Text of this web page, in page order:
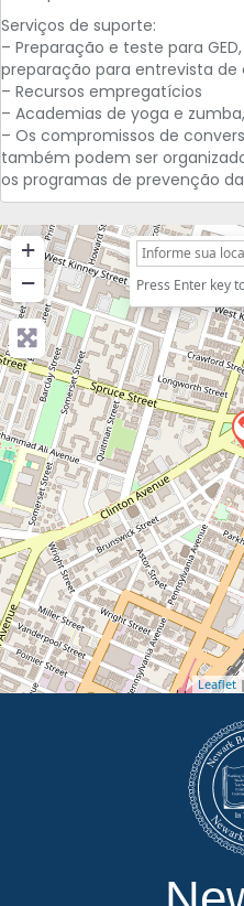
Serviços de suporte:
– Preparação e teste para
preparação para entrevista de
– Recursos empregatícios
– Academias de yoga e
– Os compromissos de
também podem ser
os programas de prevenção
+
−
Press Enter key
Leaflet